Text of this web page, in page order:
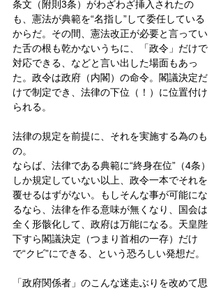
条文（附則3条）がわざわざ挿入されたの
も、憲法が典範を“名指し”して委任している
からだ。その間、憲法改正が必要と言ってい
た舌の根も乾かないうちに、「政令」だけで
対応できる、などと言い出した場面もあっ
た。政令は政府（内閣）の命令。閣議決定だ
けで制定でき、法律の下位（！）に位置付け
られる。
法律の規定を前提に、それを実施する為のも
の。
ならば、法律である典範に“終身在位”（4条）
しか規定していない以上、政令一本でそれを
覆せるはずがない。もしそんな事が可能にな
るなら、法律を作る意味が無くなり、国会は
全く形骸化して、政府は万能になる。天皇陛
下すら閣議決定（つまり首相の一存）だけ
で“クビ”にできる、という恐ろしい発想だ。
「政府関係者」のこんな迷走ぶりを改めて思